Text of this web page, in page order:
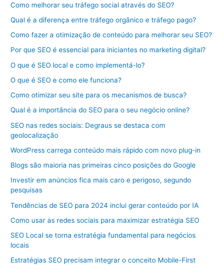
Como melhorar seu tráfego social através do SEO?
Qual é a diferença entre tráfego orgânico e tráfego pago?
Como fazer a otimização de conteúdo para melhorar seu SEO?
Por que SEO é essencial para iniciantes no marketing digital?
O que é SEO local e como implementá-lo?
O que é SEO e como ele funciona?
Como otimizar seu site para os mecanismos de busca?
Qual é a importância do SEO para o seu negócio online?
SEO nas redes sociais: Degraus se destaca com
geolocalização
WordPress carrega conteúdo mais rápido com novo plug-in
Blogs são maioria nas primeiras cinco posições do Google
Investir em anúncios fica mais caro e perigoso, segundo
pesquisas
Tendências de SEO para 2024 inclui gerar conteúdo por IA
Como usar as redes sociais para maximizar estratégia SEO
SEO Local se torna estratégia fundamental para negócios
locais
Estratégias SEO precisam integrar o conceito Mobile-First